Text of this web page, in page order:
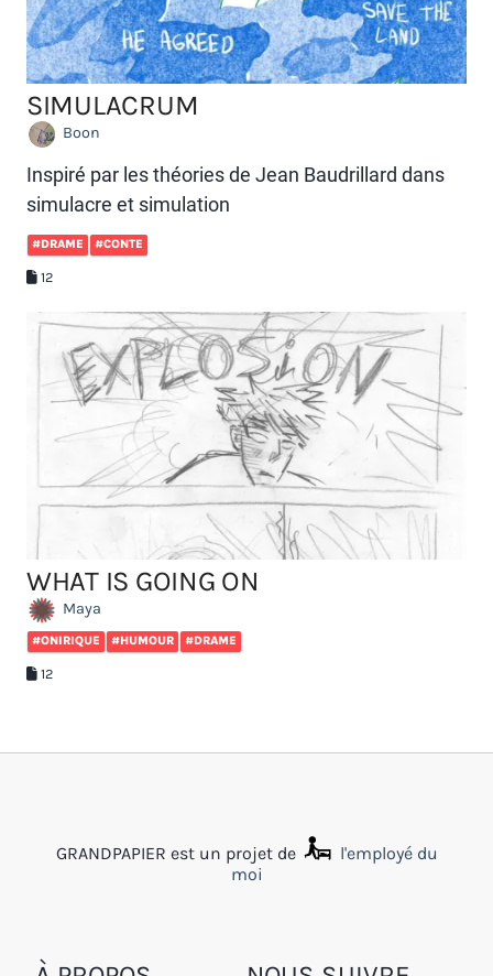
SIMULACRUM
Boon
Inspiré par les théories de Jean Baudrillard dans
simulacre et simulation
#DRAME #CONTE
12
WHAT IS GOING ON
Maya
#ONIRIQUE #HUMOUR #DRAME
12
GRANDPAPIER est un projet de
l'employé du
moi